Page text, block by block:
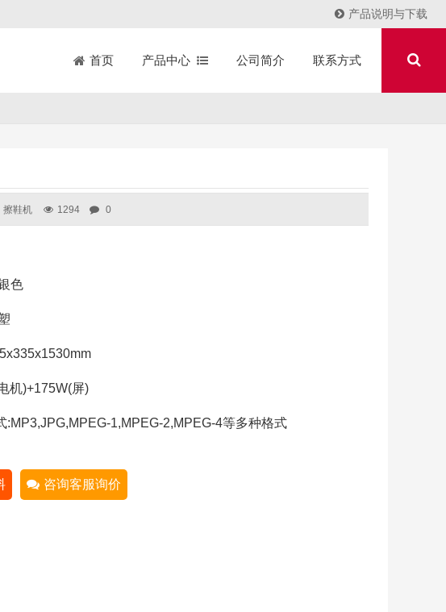
产品说明与下载
首页 产品中心 公司简介 联系方式
擦鞋机 1294 0
色
机)+175W(屏)
:MP3,JPG,MPEG-1,MPEG-2,MPEG-4等多种格式
咨询客服询价